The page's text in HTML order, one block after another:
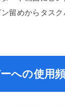
ン留めからタス
への使用